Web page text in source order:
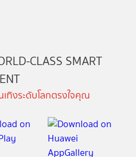
CLASS SMART
ทิงระดับโลกตรงใจคุณ